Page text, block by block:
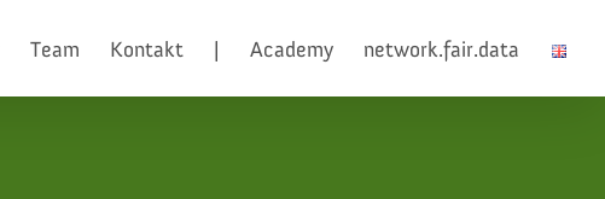
Team Kontakt Academy network.fair.data